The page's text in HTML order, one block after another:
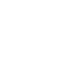
inkl.